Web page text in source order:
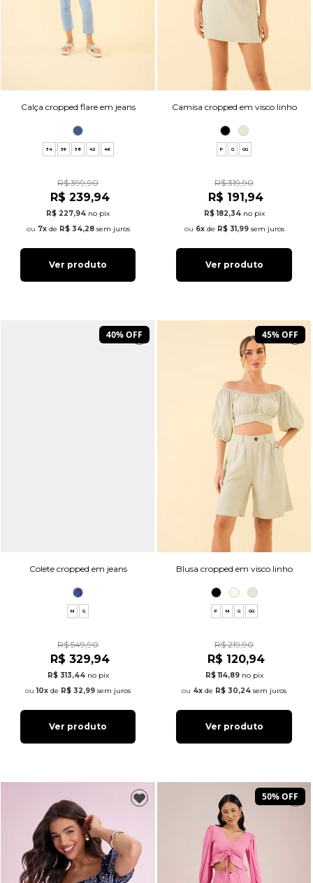
Calça cropped flare em jeans
34 36 38 42 46
R$ 399,90
R$ 239,94
R$ 227,94 no pix
7xde R$ 34,28sem juros
Ver produto
Camisa cropped em visco linho
P G GG
R$ 319,90
R$ 191,94
R$ 182,34 no pix
6xde R$ 31,99sem juros
Ver produto
40% OFF
Colete cropped em jeans
M G
R$ 549,90
R$ 329,94
R$ 313,44 no pix
10x de R$ 32,99 sem juros
Ver produto
45% OFF
Blusa cropped em visco linho
P M G GG
R$ 219,90
R$ 120,94
R$ 114,89 no pix
4x de R$ 30,24 sem juros
Ver produto
50% OFF